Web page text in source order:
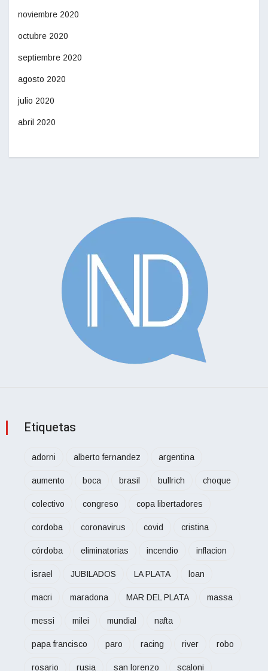
noviembre 2020
octubre 2020
septiembre 2020
agosto 2020
julio 2020
abril 2020
Etiquetas
adorni alberto fernandez argentina
aumento boca brasil bullrich choque
colectivo congreso copa libertadores
cordoba coronavirus covid cristina
córdoba eliminatorias incendio inflacion
israel JUBILADOS LA PLATA loan
macri maradona MAR DEL PLATA massa
messi milei mundial nafta
papa francisco paro racing river robo
rosario rusia san lorenzo scaloni